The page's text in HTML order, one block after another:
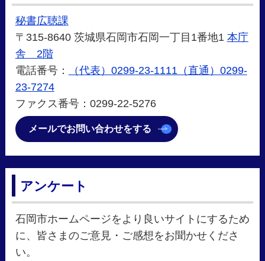
秘書広聴課
〒315-8640 茨城県石岡市石岡一丁目1番地1 本庁
舎 2階
電話番号：
（代表）0299-23-1111（直通）0299-
23-7274
ファクス番号：0299-22-5276
メールでお問い合わせをする
アンケート
石岡市ホームページをより良いサイトにするため
に、皆さまのご意見・ご感想をお聞かせくださ
い。